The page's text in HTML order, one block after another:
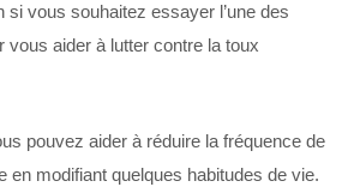
vous souhaitez essayer l’une des
vous aider à lutter contre la toux
pouvez aider à réduire la fréquence de
en modifiant quelques habitudes de vie.